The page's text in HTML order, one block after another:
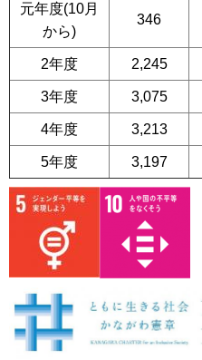
元年度(10月
から)
346
2年度 2,245
3年度 3,075
4年度 3,213
5年度 3,197